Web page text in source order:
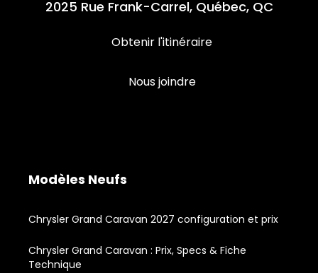
2025 Rue Frank-Carrel, Québec, QC
Obtenir l'itinéraire
Nous joindre
Modèles Neufs
Chrysler Grand Caravan 2027 configuration et prix
Chrysler Grand Caravan : Prix, Specs & Fiche
Technique